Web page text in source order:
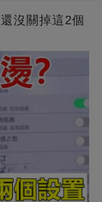
沒關掉這2個